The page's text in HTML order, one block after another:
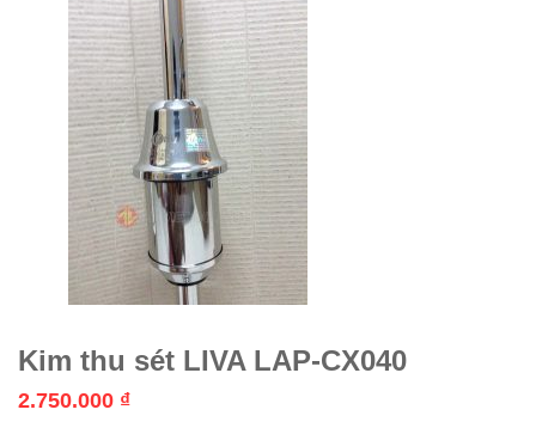
Kim thu sét LIVA LAP-CX040
2.750.000 ₫